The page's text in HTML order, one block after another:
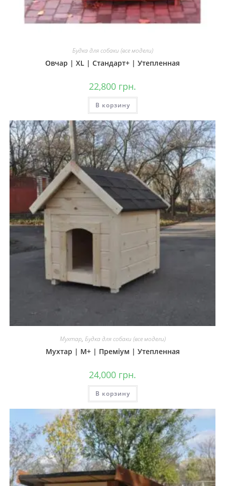
Будка для собаки (все модели)
Овчар | XL | Стандарт+ | Утепленная
22,800 грн.
В корзину
Мухтар, Будка для собаки (все модели)
Мухтар | М+ | Преміум | Утепленная
24,000 грн.
В корзину